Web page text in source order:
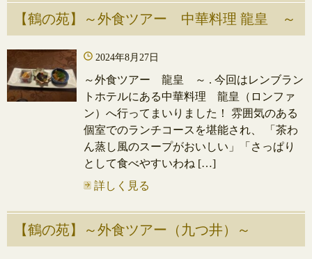
【鶴の苑】～外食ツアー 中華料理 龍皇 ～
2024年8月27日
～外食ツアー 龍皇 ～ . 今回はレンブラン
トホテルにある中華料理 龍皇（ロンファ
ン）へ行ってまいりました！ 雰囲気のある
個室でのランチコースを堪能され、 「茶わ
ん蒸し風のスープがおいしい」「さっぱり
として食べやすいわね […]
詳しく見る
【鶴の苑】～外食ツアー（九つ井）～